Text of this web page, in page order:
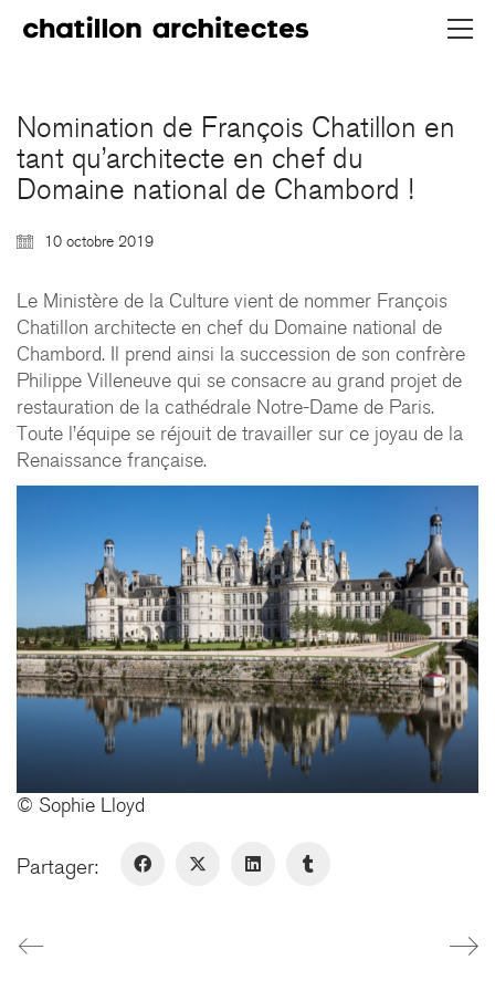
Nomination de François Chatillon en
tant qu’architecte en chef du
Domaine national de Chambord !
10 octobre 2019
Le Ministère de la Culture vient de nommer François
Chatillon architecte en chef du Domaine national de
Chambord. Il prend ainsi la succession de son confrère
Philippe Villeneuve qui se consacre au grand projet de
restauration de la cathédrale Notre-Dame de Paris.
Toute l’équipe se réjouit de travailler sur ce joyau de la
Renaissance française.
© Sophie Lloyd
Partager:
contact@chatillonarchitectes.com
recrutement@chatillonarchitectes.com
PARIS
61 rue de Dunkerque
75009 Paris - France
+ 33 1 48 78 31 52
FERNEY-VOLTAIRE
10 rue de Genève
01210 Ferney-Voltaire - France
+ 33 4 50 42 96 20
GENÈVE
Rue de Lyon, 77
Mentions légales
Reserved